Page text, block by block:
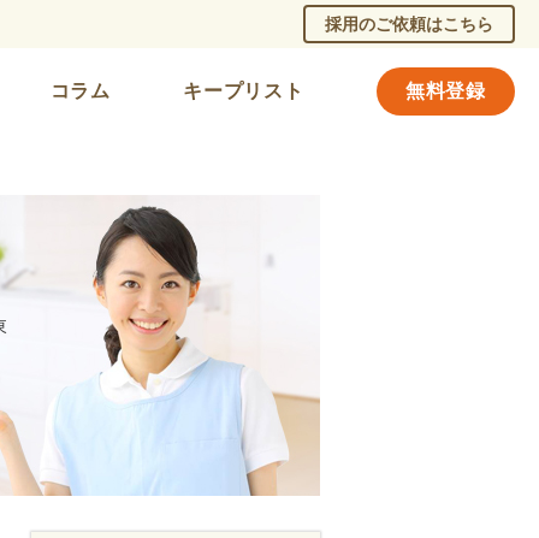
採用のご依頼はこちら
コラム キープリスト 無料登録